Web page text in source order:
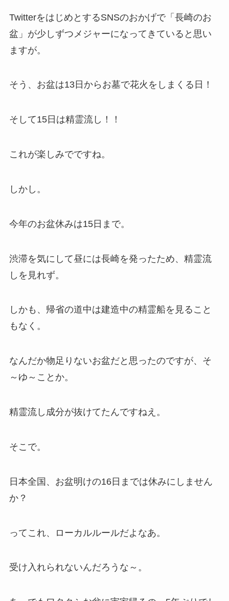
TwitterをはじめとするSNSのおかげで「長崎のお
盆」が少しずつメジャーになってきていると思い
ますが。
そう、お盆は13日からお墓で花火をしまくる日！
そして15日は精霊流し！！
これが楽しみでですね。
しかし。
今年のお盆休みは15日まで。
渋滞を気にして昼には長崎を発ったため、精霊流
しを見れず。
しかも、帰省の道中は建造中の精霊船を見ること
もなく。
なんだか物足りないお盆だと思ったのですが、そ
～ゆ～ことか。
精霊流し成分が抜けてたんですねえ。
そこで。
日本全国、お盆明けの16日までは休みにしません
か？
ってこれ、ローカルルールだよなあ。
受け入れられないんだろうな～。